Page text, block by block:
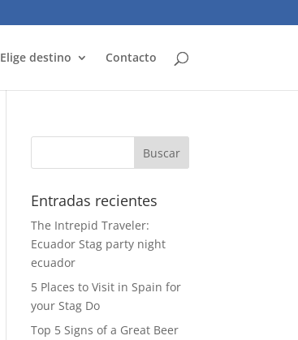
Elige destino Contacto
Entradas recientes
The Intrepid Traveler:
Ecuador Stag party night
ecuador
5 Places to Visit in Spain for
your Stag Do
Top 5 Signs of a Great Beer